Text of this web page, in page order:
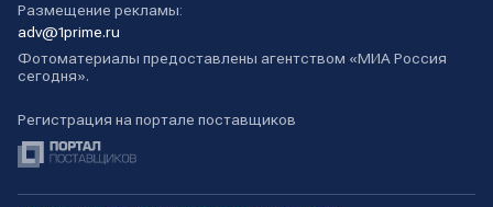
Размещение рекламы:
adv@1prime.ru
Фотоматериалы предоставлены агентством «МИА Россия
сегодня».
Регистрация на портале поставщиков